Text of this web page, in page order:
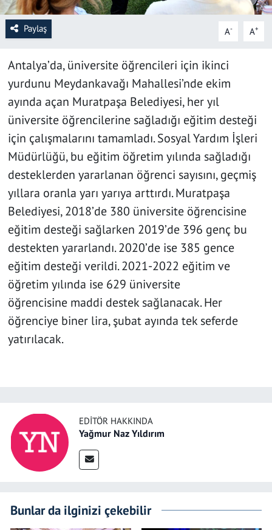
Paylaş A- A+
Antalya’da, üniversite öğrencileri için ikinci
yurdunu Meydankavağı Mahallesi’nde ekim
ayında açan Muratpaşa Belediyesi, her yıl
üniversite öğrencilerine sağladığı eğitim desteği
için çalışmalarını tamamladı. Sosyal Yardım İşleri
Müdürlüğü, bu eğitim öğretim yılında sağladığı
desteklerden yararlanan öğrenci sayısını, geçmiş
yıllara oranla yarı yarıya arttırdı. Muratpaşa
Belediyesi, 2018’de 380 üniversite öğrencisine
eğitim desteği sağlarken 2019’de 396 genç bu
destekten yararlandı. 2020’de ise 385 gence
eğitim desteği verildi. 2021-2022 eğitim ve
öğretim yılında ise 629 üniversite
öğrencisine maddi destek sağlanacak. Her
öğrenciye biner lira, şubat ayında tek seferde
yatırılacak.
EDITÖR HAKKINDA
Yağmur Naz Yıldırım
Bunlar da ilginizi çekebilir